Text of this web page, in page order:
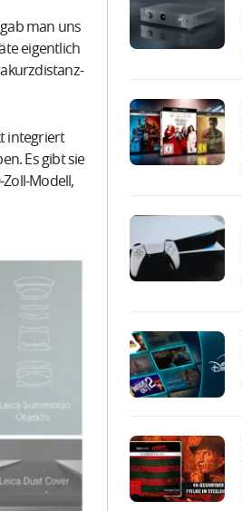
man uns
eigentlich
integriert
Es gibt sie
Zoll-Modell,